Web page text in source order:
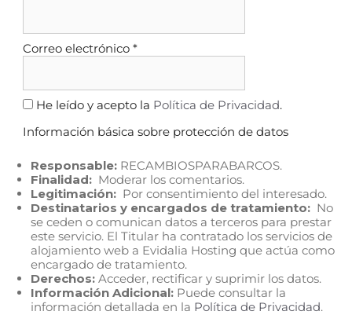
Correo electrónico *
He leído y acepto la Política de Privacidad.
Información básica sobre protección de datos
Responsable: RECAMBIOSPARABARCOS.
Finalidad: Moderar los comentarios.
Legitimación: Por consentimiento del interesado.
Destinatarios y encargados de tratamiento: No
se ceden o comunican datos a terceros para prestar
este servicio. El Titular ha contratado los servicios de
alojamiento web a Evidalia Hosting que actúa como
encargado de tratamiento.
Derechos: Acceder, rectificar y suprimir los datos.
Información Adicional: Puede consultar la
información detallada en la Política de Privacidad.